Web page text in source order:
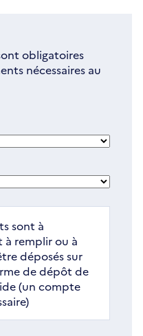
obligatoires
nécessaires au
sont à
à remplir ou à
déposés sur
de dépôt de
(un compte